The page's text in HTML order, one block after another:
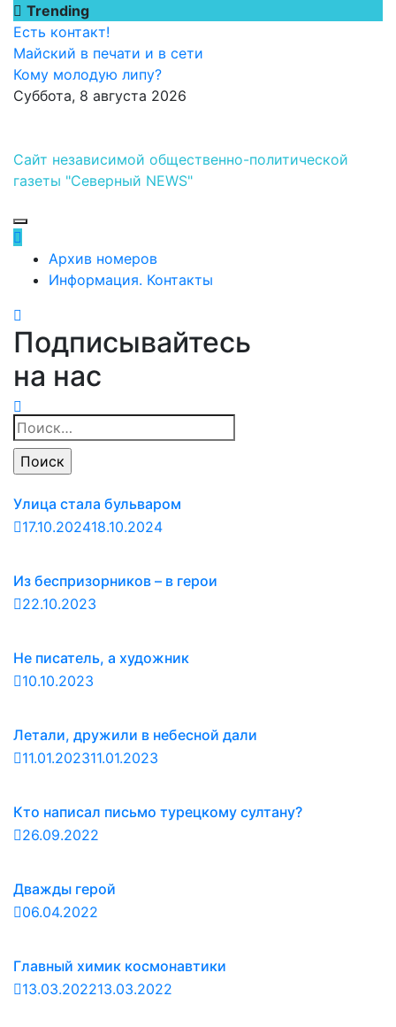
Перейти
содержимому
Trending
Есть контакт!
Майский в печати и в сети
Кому молодую липу?
Суббота, 8 августа 2026
Сайт независимой общественно-политической
газеты "Северный NEWS"
Архив номеров
Информация. Контакты
Подписывайтесь
на нас
Найти:
Улица стала бульваром
17.10.202418.10.2024
Из беспризорников – в герои
22.10.2023
Не писатель, а художник
10.10.2023
Летали, дружили в небесной дали
11.01.202311.01.2023
Кто написал письмо турецкому султану?
26.09.2022
Дважды герой
06.04.2022
Главный химик космонавтики
13.03.202213.03.2022